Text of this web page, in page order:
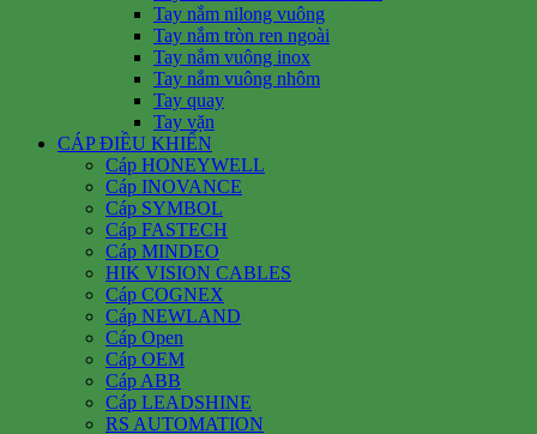
Tay nắm nilong vuông
Tay nắm tròn ren ngoài
Tay nắm vuông inox
Tay nắm vuông nhôm
Tay quay
Tay vặn
CÁP ĐIỀU KHIỂN
Cáp HONEYWELL
Cáp INOVANCE
Cáp SYMBOL
Cáp FASTECH
Cáp MINDEO
HIK VISION CABLES
Cáp COGNEX
Cáp NEWLAND
Cáp Open
Cáp OEM
Cáp ABB
Cáp LEADSHINE
RS AUTOMATION